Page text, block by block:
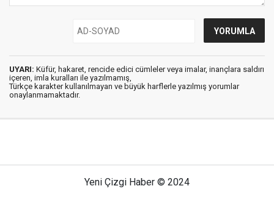
UYARI: Küfür, hakaret, rencide edici cümleler veya imalar, inançlara saldırı
içeren, imla kuralları ile yazılmamış,
Türkçe karakter kullanılmayan ve büyük harflerle yazılmış yorumlar
onaylanmamaktadır.
Yeni Çizgi Haber © 2024